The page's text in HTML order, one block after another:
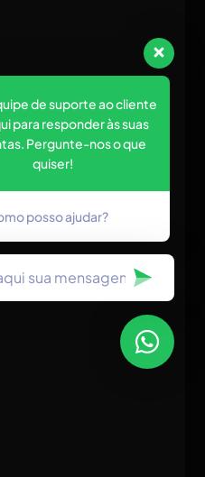
de suporte ao cliente
para responder às suas
Pergunte-nos o que
quiser!
posso ajudar?